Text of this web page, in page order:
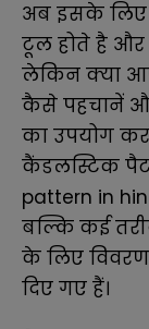
अब इसके
टूल होते है
लेकिन क्या
कैसे पहचानें
का उपयोग
कैंडलस्टिक
pattern in
बल्कि कई
के लिए विवरण
दिए गए हैं।